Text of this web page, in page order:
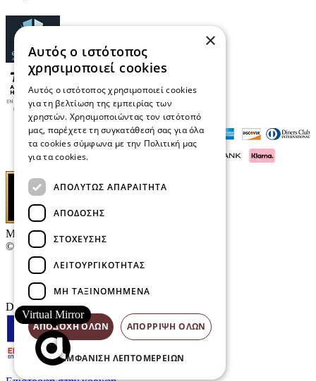
Μαρκάκης Οπτικά
© 2026
Επικοινωνία
E-Volution Awards
Designed & developed by
Virtual Mirror
×
Αυτός ο ιστότοπος
χρησιμοποιεί cookies
Αυτός ο ιστότοπος χρησιμοποιεί cookies
για τη βελτίωση της εμπειρίας των
χρηστών. Χρησιμοποιώντας τον ιστότοπό
μας, παρέχετε τη συγκατάθεσή σας για όλα
τα cookies σύμφωνα με την Πολιτική μας
για τα cookies.
ΑΠΟΛΎΤΩΣ ΑΠΑΡΑΊΤΗΤΑ
ΑΠΌΔΟΣΗΣ
ΣΤΌΧΕΥΣΗΣ
ΛΕΙΤΟΥΡΓΙΚΌΤΗΤΑΣ
ΜΗ ΤΑΞΙΝΟΜΗΜΈΝΑ
ΑΠΟΔΟΧΉ ΌΛΩΝ ΑΠΌΡΡΙΨΗ ΌΛΩΝ
ΕΜΦΆΝΙΣΗ ΛΕΠΤΟΜΕΡΕΙΏΝ